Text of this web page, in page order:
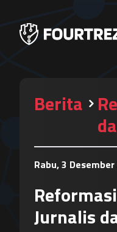
Berita
Rabu, 3
Jurnalis